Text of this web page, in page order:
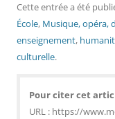
Cette entrée a été
École, Musique, opéra,
enseignement,
culturelle.
Pour citer cet
URL : https://